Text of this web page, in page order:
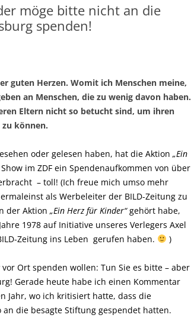
möge bitte nicht an die
spenden!
guten Herzen. Womit ich Menschen meine,
an Menschen, die zu wenig davon haben.
Eltern nicht so betucht sind, um ihren
zu können.
oder gelesen haben, hat die Aktion „Ein
im ZDF ein Spendenaufkommen von über
– toll! (Ich freue mich umso mehr
als Werbeleiter der BILD-Zeitung zu
der Aktion „Ein Herz für Kinder“gehört habe,
1978 auf Initiative unseres Verlegers Axel
Zeitung ins Leben gerufen haben.
)
vor Ort spenden wollen: Tun Sie es bitte – aber
Gerade heute habe ich einen Kommentar
Jahr, wo ich kritisiert hatte, dass die
die besagte Stiftung gespendet hatten.